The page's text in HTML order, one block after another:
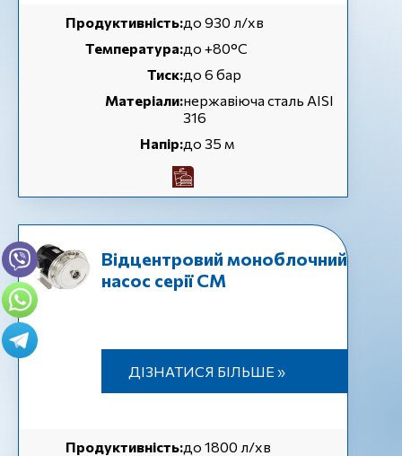
Продуктивність:до 930 л/хв
Температура:до +80°C
Тиск:до 6 бар
Матеріали:нержавіюча сталь AISI
316
Напір:до 35 м
Відцентровий моноблочний
насос серії СМ
ДІЗНАТИСЯ БІЛЬШЕ »
Продуктивність:до 1800 л/хв